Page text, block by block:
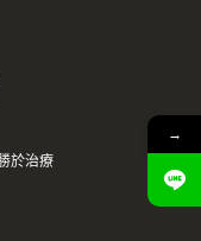
於治療
→